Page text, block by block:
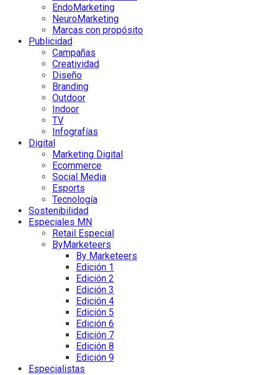
EndoMarketing
NeuroMarketing
Marcas con propósito
Publicidad
Campañas
Creatividad
Diseño
Branding
Outdoor
Indoor
TV
Infografías
Digital
Marketing Digital
Ecommerce
Social Media
Esports
Tecnología
Sostenibilidad
Especiales MN
Retail Especial
ByMarketeers
By Marketeers
Edición 1
Edición 2
Edición 3
Edición 4
Edición 5
Edición 6
Edición 7
Edición 8
Edición 9
Especialistas